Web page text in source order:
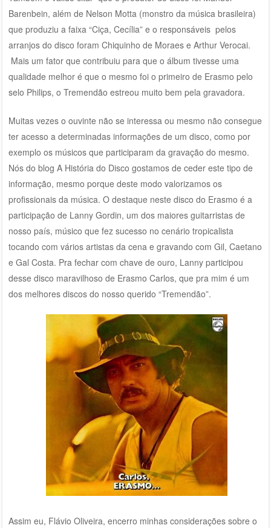
Barenbein, além de Nelson Motta (monstro da música brasileira)
que produziu a faixa “Ciça, Cecília” e o responsáveis pelos
arranjos do disco foram Chiquinho de Moraes e Arthur Verocai.
Mais um fator que contribuiu para que o álbum tivesse uma
qualidade melhor é que o mesmo foi o primeiro de Erasmo pelo
selo Philips, o Tremendão estreou muito bem pela gravadora.
Muitas vezes o ouvinte não se interessa ou mesmo não consegue
ter acesso a determinadas informações de um disco, como por
exemplo os músicos que participaram da gravação do mesmo.
Nós do blog A História do Disco gostamos de ceder este tipo de
informação, mesmo porque deste modo valorizamos os
profissionais da música. O destaque neste disco do Erasmo é a
participação de Lanny Gordin, um dos maiores guitarristas de
nosso país, músico que fez sucesso no cenário tropicalista
tocando com vários artistas da cena e gravando com Gil, Caetano
e Gal Costa. Pra fechar com chave de ouro, Lanny participou
desse disco maravilhoso de Erasmo Carlos, que pra mim é um
dos melhores discos do nosso querido “Tremendão”.
Assim eu, Flávio Oliveira, encerro minhas considerações sobre o